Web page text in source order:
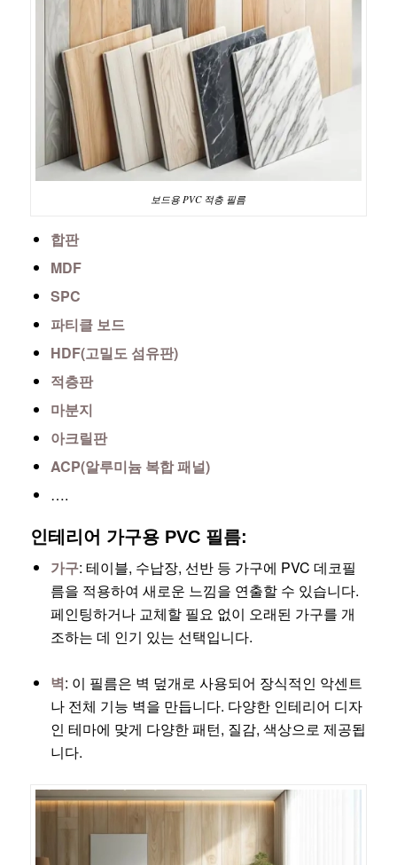
보드용 PVC 적층 필름
합판
MDF
SPC
파티클 보드
HDF(고밀도 섬유판)
적층판
마분지
아크릴판
ACP(알루미늄 복합 패널)
….
인테리어 가구용 PVC 필름:
가구: 테이블, 수납장, 선반 등 가구에 PVC 데코필
름을 적용하여 새로운 느낌을 연출할 수 있습니다.
페인팅하거나 교체할 필요 없이 오래된 가구를 개
조하는 데 인기 있는 선택입니다.
벽: 이 필름은 벽 덮개로 사용되어 장식적인 악센트
나 전체 기능 벽을 만듭니다. 다양한 인테리어 디자
인 테마에 맞게 다양한 패턴, 질감, 색상으로 제공됩
니다.